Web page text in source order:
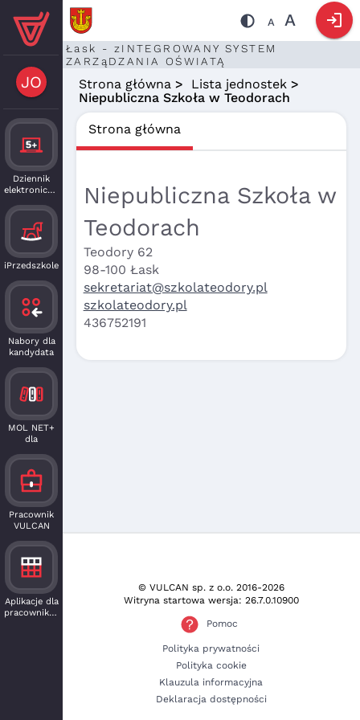
JO
Dziennik
elektroniczny
iPrzedszkole
Nabory dla
kandydata
MOL NET+
dla
Pracownik
VULCAN
Aplikacje dla
pracowników
A A login
Łask - zINTEGROWANY SYSTEM
ZARZąDZANIA OŚWIATĄ
Strona główna> Lista jednostek>
Niepubliczna Szkoła w Teodorach
Strona główna
Niepubliczna Szkoła w
Teodorach
Teodory 62
98-100 Łask
sekretariat@szkolateodory.pl
szkolateodory.pl
436752191
© VULCAN sp. z o.o.2016-2026
Witryna startowa wersja: 26.7.0.10900
Pomoc
Polityka prywatności
Polityka cookie
Klauzula informacyjna
Deklaracja dostępności